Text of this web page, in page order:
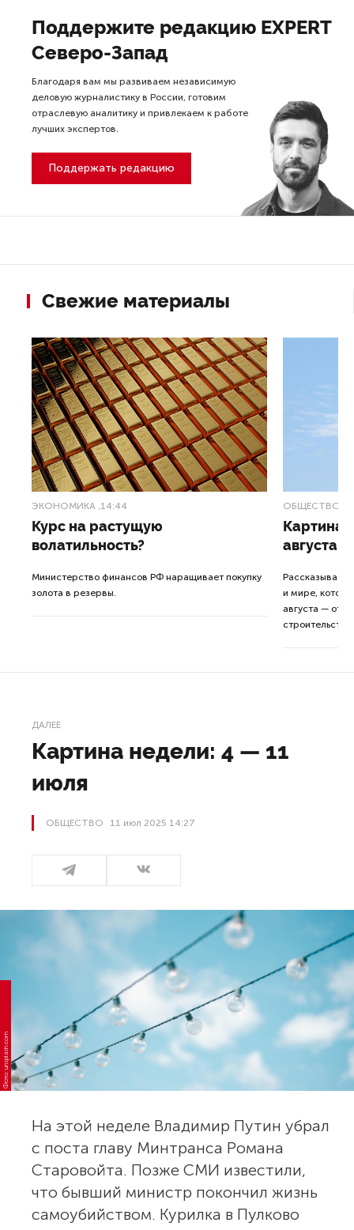
Поддержите редакцию EXPERT
Северо-Запад
Благодаря вам мы развиваем независимую
деловую журналистику в России, готовим
отраслевую аналитику и привлекаем к работе
лучших экспертов.
Поддержать редакцию
Свежие материалы
ЭКОНОМИКА ,14:44
Курс на растущую
волатильность?
Министерство финансов РФ наращивает покупку
золота в резервы.
ОБЩЕСТВО
Картина
августа
Рассказываем
и мире,
августа — от
ДАЛЕЕ
Картина недели: 4 — 11
июля
ОБЩЕСТВО 11 июл 2025 14:27
Фото: unsplash.com
На этой неделе Владимир Путин убрал
с поста главу Минтранса Романа
Старовойта. Позже СМИ известили,
что бывший министр покончил жизнь
самоубийством. Курилка в Пулково